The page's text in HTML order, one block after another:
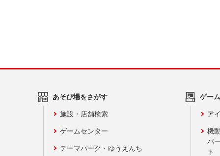
あそび場をさがす
施設・店舗検索
ゲームセンター
テーマパーク・ゆうえんち
ゲー
ア
機
バ
ト